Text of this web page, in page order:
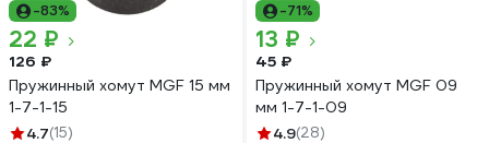
-83%
22 ₽
126 ₽
Пружинный хомут MGF 15 мм
1-7-1-15
4.7(15)
-71%
13 ₽
45 ₽
Пружинный хомут MGF 09
мм 1-7-1-09
4.9(28)